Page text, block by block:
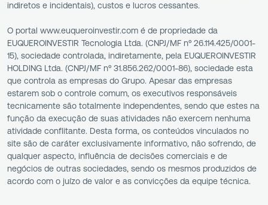
indiretos e incidentais), custos e lucros cessantes.
O portal www.euqueroinvestir.com é de propriedade da
EUQUEROINVESTIR Tecnologia Ltda. (CNPJ/MF nº 26.114.425/0001-
15), sociedade controlada, indiretamente, pela EUQUEROINVESTIR
HOLDING Ltda. (CNPJ/MF nº 31.856.262/0001-86), sociedade esta
que controla as empresas do Grupo. Apesar das empresas
estarem sob o controle comum, os executivos responsáveis
tecnicamente são totalmente independentes, sendo que estes na
função da execução de suas atividades não exercem nenhuma
atividade conflitante. Desta forma, os conteúdos vinculados no
site são de caráter exclusivamente informativo, não sofrendo, de
qualquer aspecto, influência de decisões comerciais e de
negócios de outras sociedades, sendo os mesmos produzidos de
acordo com o juízo de valor e as convicções da equipe técnica.